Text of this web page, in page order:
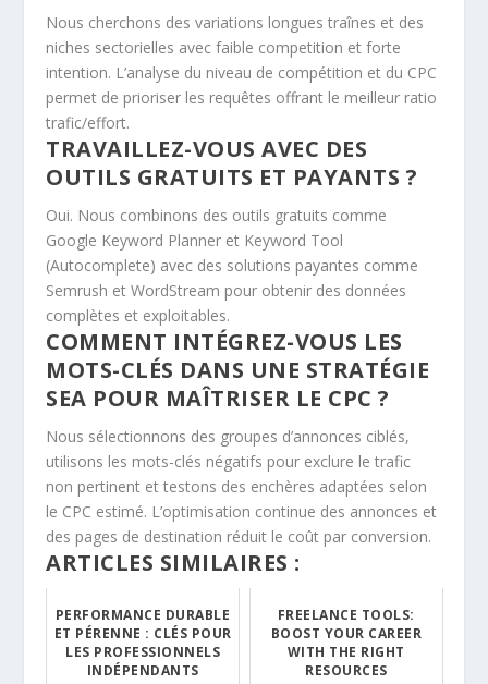
Nous cherchons des variations longues traînes et des
niches sectorielles avec faible competition et forte
intention. L’analyse du niveau de compétition et du CPC
permet de prioriser les requêtes offrant le meilleur ratio
trafic/effort.
TRAVAILLEZ-VOUS AVEC DES
OUTILS GRATUITS ET PAYANTS ?
Oui. Nous combinons des outils gratuits comme
Google Keyword Planner et Keyword Tool
(Autocomplete) avec des solutions payantes comme
Semrush et WordStream pour obtenir des données
complètes et exploitables.
COMMENT INTÉGREZ-VOUS LES
MOTS-CLÉS DANS UNE STRATÉGIE
SEA POUR MAÎTRISER LE CPC ?
Nous sélectionnons des groupes d’annonces ciblés,
utilisons les mots-clés négatifs pour exclure le trafic
non pertinent et testons des enchères adaptées selon
le CPC estimé. L’optimisation continue des annonces et
des pages de destination réduit le coût par conversion.
ARTICLES SIMILAIRES :
PERFORMANCE DURABLE
ET PÉRENNE : CLÉS POUR
LES PROFESSIONNELS
INDÉPENDANTS
FREELANCE TOOLS:
BOOST YOUR CAREER
WITH THE RIGHT
RESOURCES